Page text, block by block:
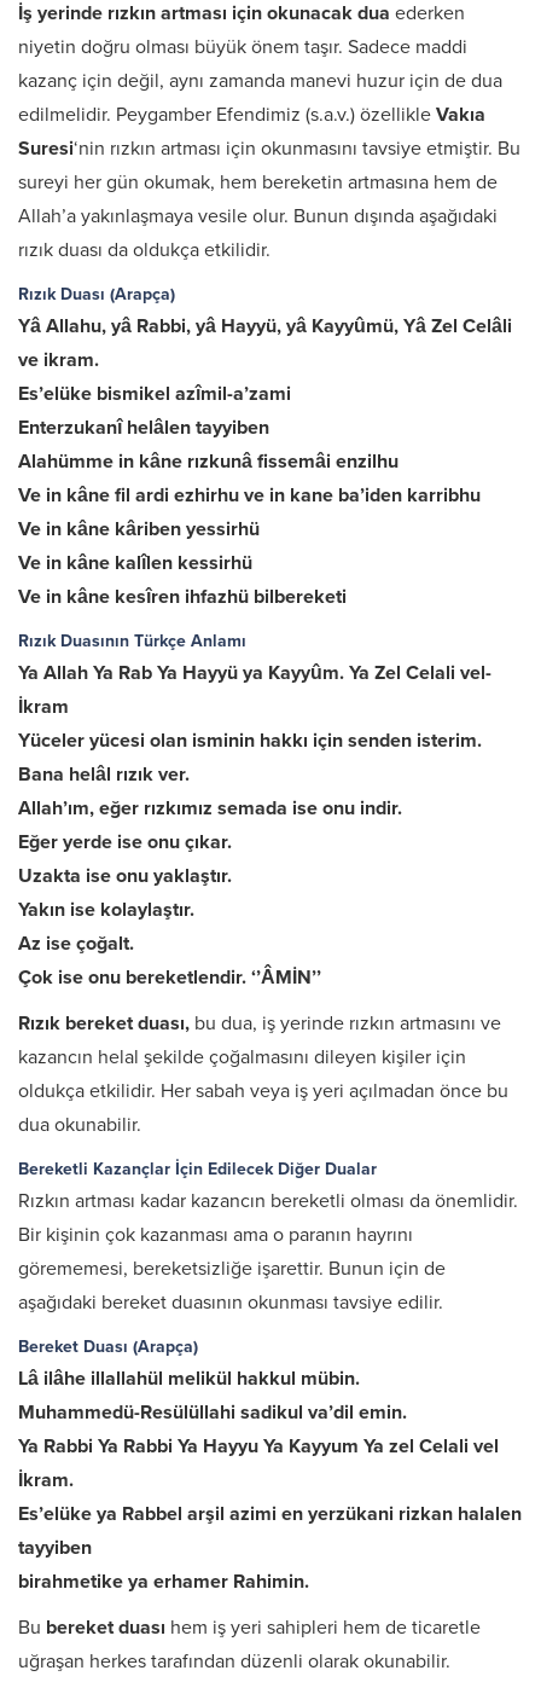
İş yerinde rızkın artması için okunacak dua ederken
niyetin doğru olması büyük önem taşır. Sadece maddi
kazanç için değil, aynı zamanda manevi huzur için de dua
edilmelidir. Peygamber Efendimiz (s.a.v.) özellikle Vakıa
Suresi‘nin rızkın artması için okunmasını tavsiye etmiştir. Bu
sureyi her gün okumak, hem bereketin artmasına hem de
Allah’a yakınlaşmaya vesile olur. Bunun dışında aşağıdaki
rızık duası da oldukça etkilidir.
Rızık Duası (Arapça)
Yâ Allahu, yâ Rabbi, yâ Hayyü, yâ Kayyûmü, Yâ Zel Celâli
ve ikram.
Es’elüke bismikel azîmil-a’zami
Enterzukanî helâlen tayyiben
Alahümme in kâne rızkunâ fissemâi enzilhu
Ve in kâne fil ardi ezhirhu ve in kane ba’iden karribhu
Ve in kâne kâriben yessirhü
Ve in kâne kalîlen kessirhü
Ve in kâne kesîren ihfazhü bilbereketi
Rızık Duasının Türkçe Anlamı
Ya Allah Ya Rab Ya Hayyü ya Kayyûm. Ya Zel Celali vel-
İkram
Yüceler yücesi olan isminin hakkı için senden isterim.
Bana helâl rızık ver.
Allah’ım, eğer rızkımız semada ise onu indir.
Eğer yerde ise onu çıkar.
Uzakta ise onu yaklaştır.
Yakın ise kolaylaştır.
Az ise çoğalt.
Çok ise onu bereketlendir. ‘’ÂMİN’’
Rızık bereket duası, bu dua, iş yerinde rızkın artmasını ve
kazancın helal şekilde çoğalmasını dileyen kişiler için
oldukça etkilidir. Her sabah veya iş yeri açılmadan önce bu
dua okunabilir.
Bereketli Kazançlar İçin Edilecek Diğer Dualar
Rızkın artması kadar kazancın bereketli olması da önemlidir.
Bir kişinin çok kazanması ama o paranın hayrını
görememesi, bereketsizliğe işarettir. Bunun için de
aşağıdaki bereket duasının okunması tavsiye edilir.
Bereket Duası (Arapça)
Lâ ilâhe illallahül melikül hakkul mübin.
Muhammedü-Resülüllahi sadikul va’dil emin.
Ya Rabbi Ya Rabbi Ya Hayyu Ya Kayyum Ya zel Celali vel
İkram.
Es’elüke ya Rabbel arşil azimi en yerzükani rizkan halalen
tayyiben
birahmetike ya erhamer Rahimin.
Bu bereket duası hem iş yeri sahipleri hem de ticaretle
uğraşan herkes tarafından düzenli olarak okunabilir.